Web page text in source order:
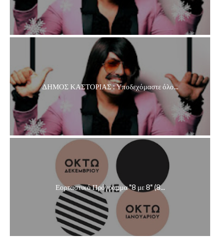
ΔΗΜΟΣ ΚΑΣΤΟΡΙΑΣ : Υποδεχόμαστε όλο...
Εορταστικό Πρόγραμμα "8 με 8" (8...